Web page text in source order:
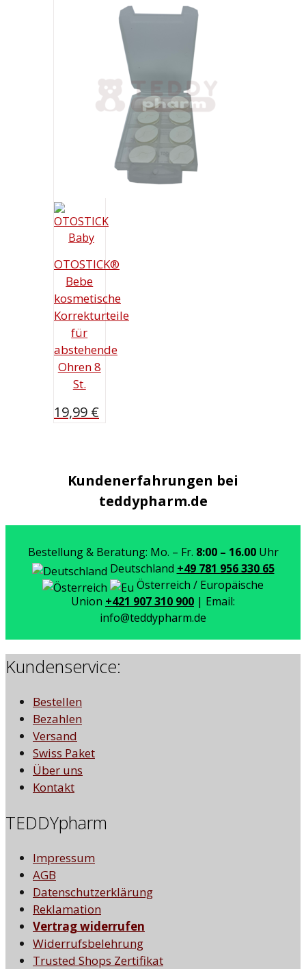
OTOSTICK®
Bebe
kosmetische
Korrekturteile
für
abstehende
Ohren 8
St.
19,99 €
Kundenerfahrungen bei
teddypharm.de
Bestellung & Beratung: Mo. – Fr. 8:00 – 16.00Uhr
Deutschland +49 781 956 330 65
Österreich / Europäische
Union +421 907 310 900 | Email:
info@teddypharm.de
Kundenservice:
Bestellen
Bezahlen
Versand
Swiss Paket
Über uns
Kontakt
TEDDYpharm
Impressum
AGB
Datenschutzerklärung
Reklamation
Vertrag widerrufen
Widerrufsbelehrung
Trusted Shops Zertifikat